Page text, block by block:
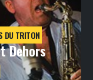
DU TRITON
Dehors